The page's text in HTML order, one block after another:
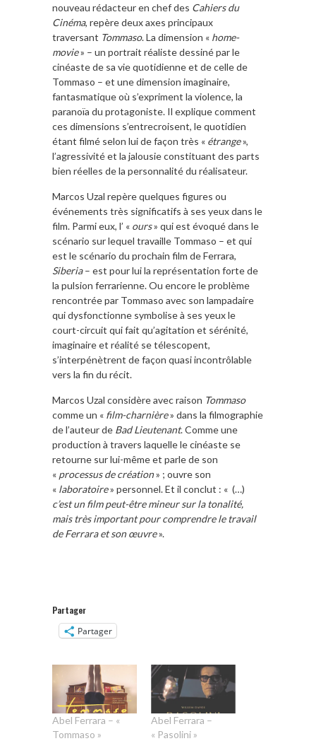
nouveau rédacteur en chef des Cahiers du
Cinéma, repère deux axes principaux
traversant Tommaso. La dimension « home-
movie» – un portrait réaliste dessiné par le
cinéaste de sa vie quotidienne et de celle de
Tommaso – et une dimension imaginaire,
fantasmatique où s’expriment la violence, la
paranoïa du protagoniste. Il explique comment
ces dimensions s’entrecroisent, le quotidien
étant filmé selon lui de façon très « étrange»,
l’agressivité et la jalousie constituant des parts
bien réelles de la personnalité du réalisateur.
Marcos Uzal repère quelques figures ou
événements très significatifs à ses yeux dans le
film. Parmi eux, l’ « ours» qui est évoqué dans le
scénario sur lequel travaille Tommaso – et qui
est le scénario du prochain film de Ferrara,
Siberia– est pour lui la représentation forte de
la pulsion ferrarienne. Ou encore le problème
rencontrée par Tommaso avec son lampadaire
qui dysfonctionne symbolise à ses yeux le
court-circuit qui fait qu’agitation et sérénité,
imaginaire et réalité se télescopent,
s’interpénètrent de façon quasi incontrôlable
vers la fin du récit.
Marcos Uzal considère avec raison Tommaso
comme un « film-charnière» dans la filmographie
de l’auteur de Bad Lieutenant. Comme une
production à travers laquelle le cinéaste se
retourne sur lui-même et parle de son
« processus de création» ; ouvre son
« laboratoire» personnel. Et il conclut : « (…)
c’est un film peut-être mineur sur la tonalité,
mais très important pour comprendre le travail
de Ferrara et son œuvre».
Partager
Partager
Abel Ferrara – «
Tommaso »
Abel Ferrara –
« Pasolini »